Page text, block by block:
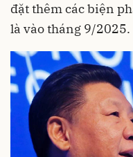
đặt thêm các biện
là vào tháng 9/2025.